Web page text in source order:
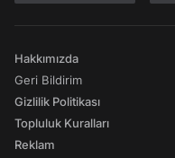
Hakkımızda
Geri Bildirim
Gizlilik Politikası
Topluluk Kuralları
Reklam